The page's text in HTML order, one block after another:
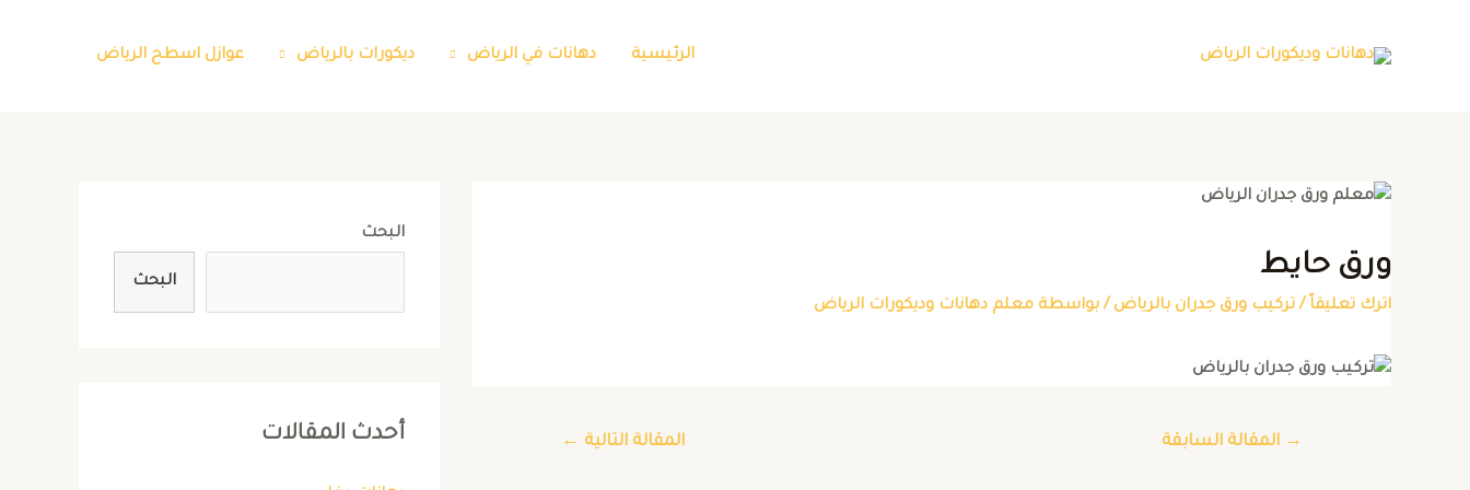
الرئيسية دهانات في الرياض ديكورات بالرياض عوازل اسطح الرياض
ورق حايط
اترك تعليقاً /تركيب ورق جدران بالرياض / بواسطة معلم دهانات وديكورات الرياض
→ المقالة السابقة المقالة التالية ←
البحث
البحث
أحدث المقالات